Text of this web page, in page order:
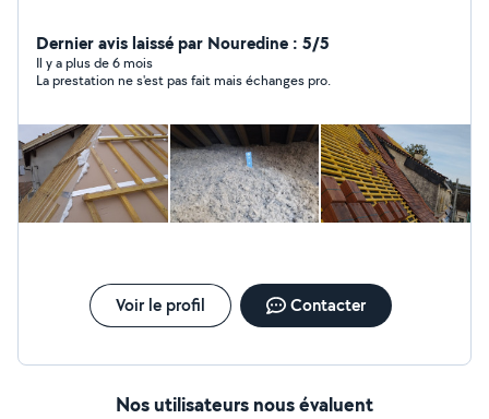
Dernier avis laissé par Nouredine : 5/5
Il y a plus de 6 mois
La prestation ne s'est pas fait mais échanges pro.
Voir le profil Contacter
Nos utilisateurs nous évaluent